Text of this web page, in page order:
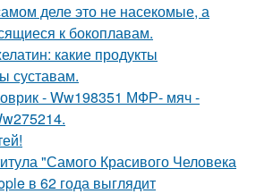
деле это не насекомые, а
к бокоплавам.
какие продукты
суставам.
- Ww198351 МФР- мяч -
"Самого Красивого Человека
в 62 года выглядит